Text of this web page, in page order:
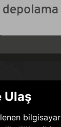
Ulaş